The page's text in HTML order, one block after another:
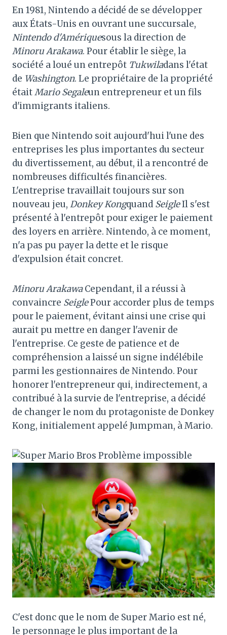
En 1981, Nintendo a décidé de se développer
aux États-Unis en ouvrant une succursale,
Nintendo d'Amériquesous la direction de
Minoru Arakawa. Pour établir le siège, la
société a loué un entrepôt Tukwiladans l'état
de Washington. Le propriétaire de la propriété
étaitMario Segaleun entrepreneur et un fils
d'immigrants italiens.
Bien que Nintendo soit aujourd'hui l'une des
entreprises les plus importantes du secteur
du divertissement, au début, il a rencontré de
nombreuses difficultés financières.
L'entreprise travaillait toujours sur son
nouveau jeu, Donkey Kongquand SeigleIl s'est
présenté à l'entrepôt pour exiger le paiement
des loyers en arrière. Nintendo, à ce moment,
n'a pas pu payer la dette et le risque
d'expulsion était concret.
Minoru ArakawaCependant, il a réussi à
convaincre SeiglePour accorder plus de temps
pour le paiement, évitant ainsi une crise qui
aurait pu mettre en danger l'avenir de
l'entreprise. Ce geste de patience et de
compréhension a laissé un signe indélébile
parmi les gestionnaires de Nintendo. Pour
honorer l'entrepreneur qui, indirectement, a
contribué à la survie de l'entreprise, a décidé
de changer le nom du protagoniste de Donkey
Kong, initialement appelé Jumpman, à Mario.
C'est donc que le nom de Super Mario est né,
le personnage le plus important de la